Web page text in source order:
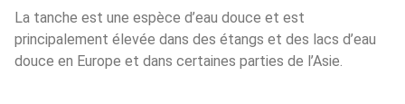
La tanche est une espèce d’eau douce et est
principalement élevée dans des étangs et des lacs d’eau
douce en Europe et dans certaines parties de l’Asie.